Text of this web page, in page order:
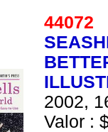
44072
2002,
Valor :